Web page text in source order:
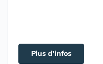
Plus d'infos